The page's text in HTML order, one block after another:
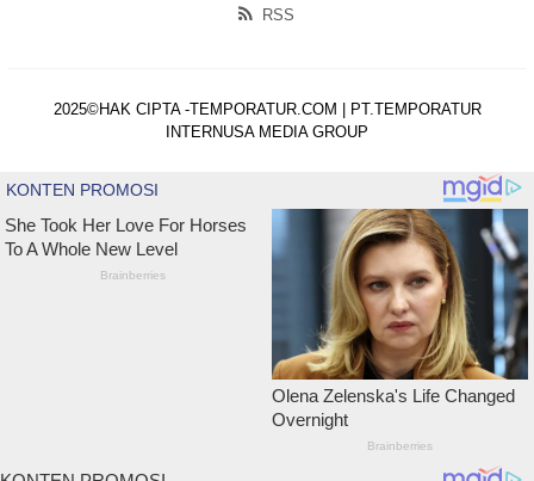
RSS
2025©HAK CIPTA -TEMPORATUR.COM | PT.TEMPORATUR
INTERNUSA MEDIA GROUP